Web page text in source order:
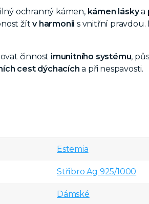
ochranný kámen, kámen láskya
žítv harmonii s vnitřní
činnost imunitního systému,
cest dýchacích a při nespavosti.
Estemia
Stříbro Ag 925/1000
Dámské